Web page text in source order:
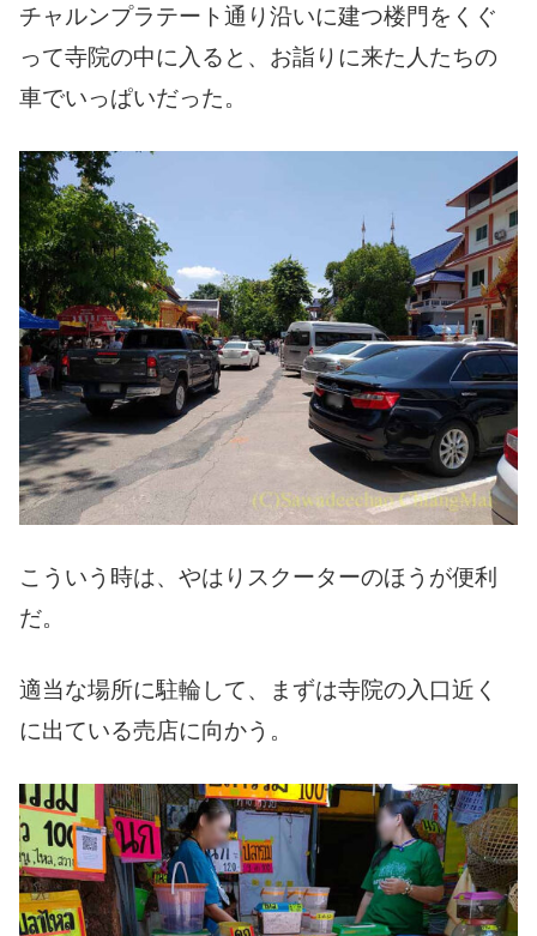
チャルンプラテート通り沿いに建つ楼門をくぐ
って寺院の中に入ると、お詣りに来た人たちの
車でいっぱいだった。
こういう時は、やはりスクーターのほうが便利
だ。
適当な場所に駐輪して、まずは寺院の入口近く
に出ている売店に向かう。